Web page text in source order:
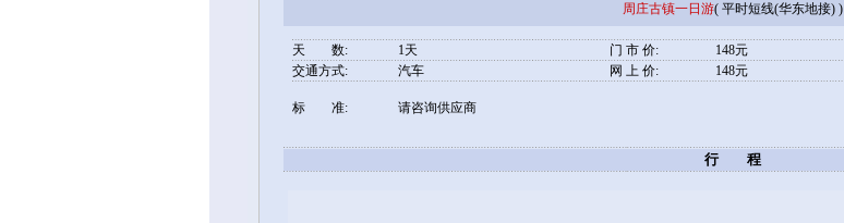
周庄古镇一日游( 平时短线(华东地接) )
天 数: 1天 门 市 价: 148元
交通方式:
汽车 网 上 价: 148元
标 准: 请咨询供应商
行 程